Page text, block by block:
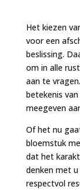
Het kiezen
voor een
beslissing.
om in alle
aan te
betekenis
meegeven
Of het nu
bloemstuk
dat het
denken met
respectvol